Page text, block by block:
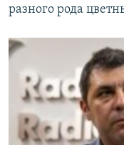
разного рода